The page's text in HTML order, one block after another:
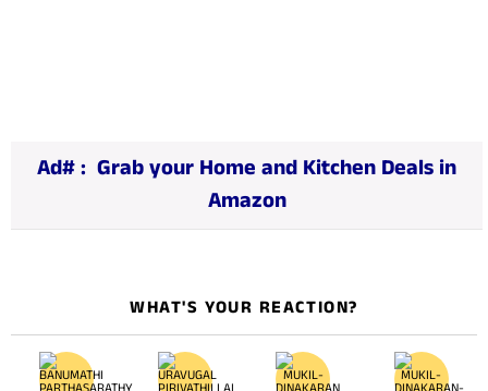
Ad# : Grab your Home and Kitchen Deals in
Amazon
WHAT'S YOUR REACTION?